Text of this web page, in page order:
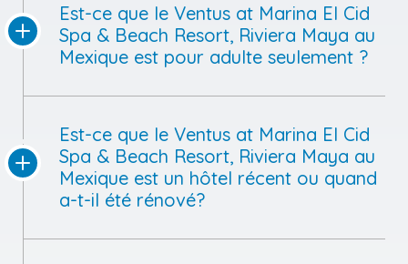
Est-ce que le Ventus at Marina El Cid
Spa & Beach Resort, Riviera Maya au
Mexique est pour adulte seulement ?
Est-ce que le Ventus at Marina El Cid
Spa & Beach Resort, Riviera Maya au
Mexique est un hôtel récent ou quand
a-t-il été rénové?